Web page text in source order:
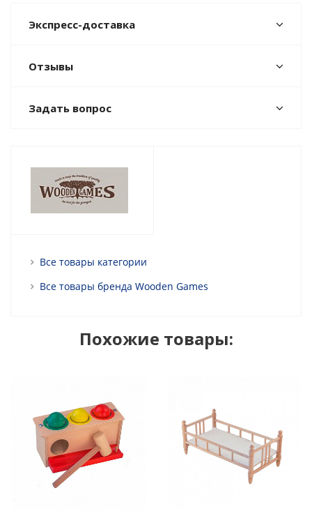
Экспресс-доставка
Отзывы
Задать вопрос
Все товары категории
Все товары бренда Wooden Games
Похожие товары: